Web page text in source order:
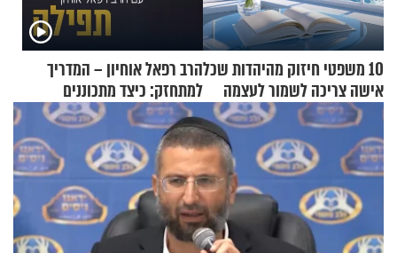
10 משפטי חיזוק מהיהדות שכל
אישה צריכה לשמור לעצמה
הרב רפאל אוחיון – המדריך
למתחזק: כיצד מתכוננים
לתפילה?